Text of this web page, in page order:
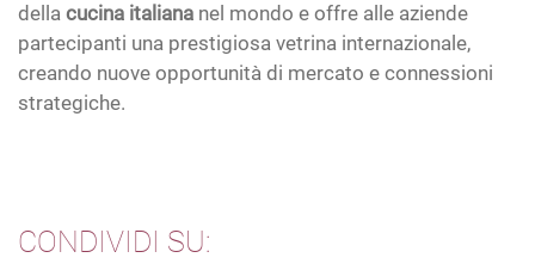
della cucina italiana nel mondo e offre alle aziende
partecipanti una prestigiosa vetrina internazionale,
creando nuove opportunità di mercato e connessioni
strategiche.
CONDIVIDI SU: